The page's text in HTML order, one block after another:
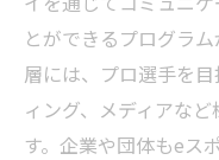
とができるプログラ
層には、プロ選手を
ィング、メディアな
す。企業や団体もeス